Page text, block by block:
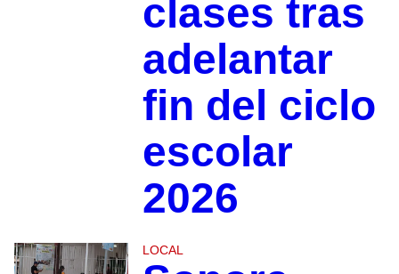
clases tras
adelantar
fin del ciclo
escolar
2026
LOCAL